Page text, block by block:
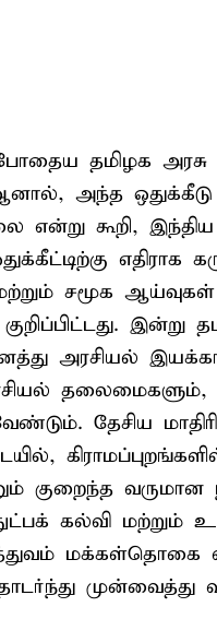
தமிழக அரசு
அந்த ஒதுக்கீடு
என்று கூறி,
எதிராக
மற்றும் சமூக
இன்று
அரசியல்
தேசிய
குறைந்த
கல்வி மற்றும்
மக்கள்தொகை
முன்வைத்து